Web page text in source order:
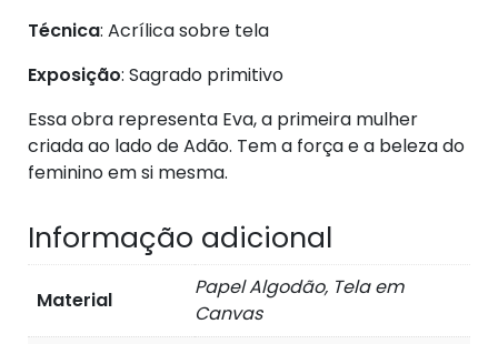
Técnica: Acrílica sobre tela
Exposição: Sagrado primitivo
Essa obra representa Eva, a primeira mulher
criada ao lado de Adão. Tem a força e a beleza do
feminino em si mesma.
Informação adicional
Material
Papel Algodão, Tela em
Canvas